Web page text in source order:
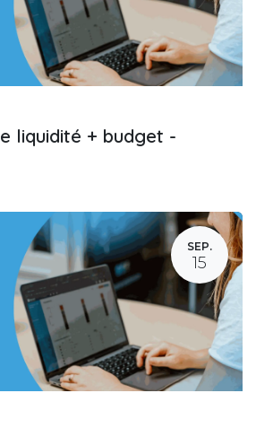
liquidité + budget -
SEP.
15